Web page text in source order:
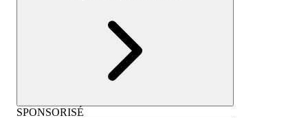
SPONSORISÉ